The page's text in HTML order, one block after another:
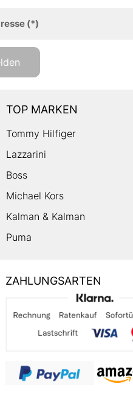
(*)
TOP MARKEN
Tommy Hilfiger
Lazzarini
Boss
Michael Kors
Kalman & Kalman
Puma
ZAHLUNGSARTEN